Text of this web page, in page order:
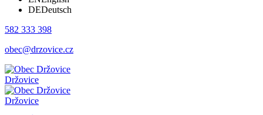
DEDeutsch
582 333 398
obec@drzovice.cz
Držovice
Držovice